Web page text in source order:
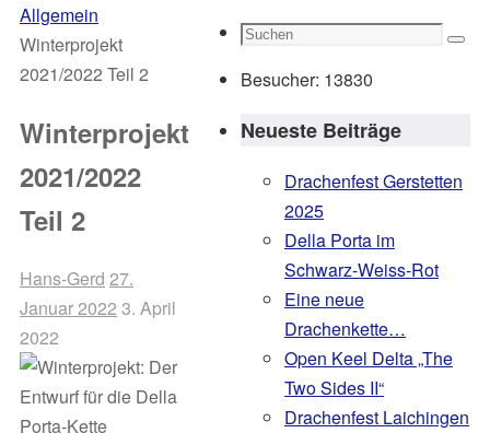
Start
Allgemein
Winterprojekt
2021/2022 Teil 2
Winterprojekt
2021/2022
Teil 2
Hans-Gerd 27.
Januar 2022 3. April
2022
Suche
Besucher: 13830
Neueste Beiträge
Drachenfest Gerstetten
2025
Della Porta im
Schwarz-Weiss-Rot
Eine neue
Drachenkette…
Open Keel Delta „The
Two Sides II“
Drachenfest Laichingen